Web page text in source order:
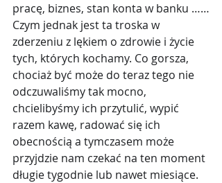
pracę, biznes, stan konta w banku ……
Czym jednak jest ta troska w
zderzeniu z lękiem o zdrowie i życie
tych, których kochamy. Co gorsza,
chociaż być może do teraz tego nie
odczuwaliśmy tak mocno,
chcielibyśmy ich przytulić, wypić
razem kawę, radować się ich
obecnością a tymczasem może
przyjdzie nam czekać na ten moment
długie tygodnie lub nawet miesiące.